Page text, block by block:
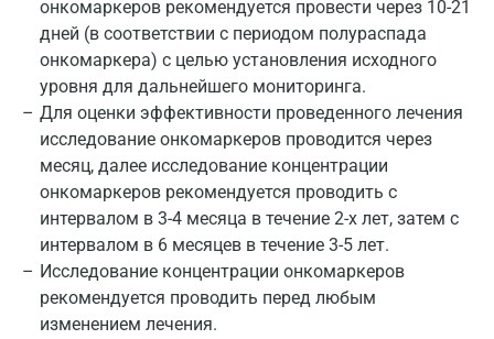
онкомаркеров рекомендуется провести через 10-21
дней (в соответствии с периодом полураспада
онкомаркера) с целью установления исходного
уровня для дальнейшего мониторинга.
Для оценки эффективности проведенного лечения
исследование онкомаркеров проводится через
месяц, далее исследование концентрации
онкомаркеров рекомендуется проводить с
интервалом в 3-4 месяца в течение 2-х лет, затем с
интервалом в 6 месяцев в течение 3-5 лет.
Исследование концентрации онкомаркеров
рекомендуется проводить перед любым
изменением лечения.
Новороссийск
Новосибирск
Ногинск
Обнинск
Одинцово
Омск
Орел
Оренбург